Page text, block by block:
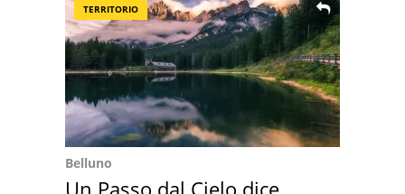
TERRITORIO
Belluno
Un Passo dal Cielo dice